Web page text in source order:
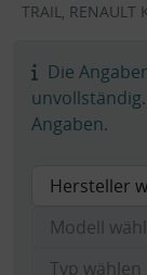
TRAIL, RENAULT
Die
Angaben.